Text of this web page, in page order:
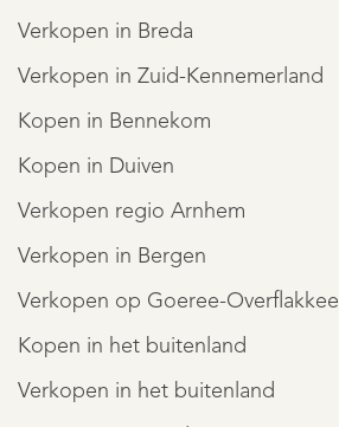
Verkopen in Breda
Verkopen in Zuid-Kennemerland
Kopen in Bennekom
Kopen in Duiven
Verkopen regio Arnhem
Verkopen in Bergen
Verkopen op Goeree-Overflakkee
Kopen in het buitenland
Verkopen in het buitenland